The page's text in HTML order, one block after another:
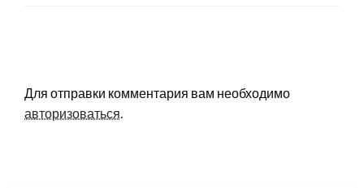
Для отправки комментария вам необходимо
авторизоваться.